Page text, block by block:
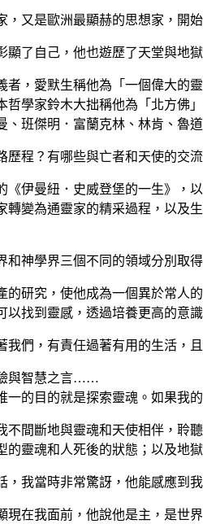
，又是歐洲最顯赫的思想家，開
顯了自己，他也遊歷了天堂與
者，愛默生稱他為「一個偉大的
哲學家鈴木大拙稱他為「北方佛
、班傑明．富蘭克林、林肯、魯
歷程？有哪些與亡者和天使的交
《伊曼紐．史威登堡的一生》，
轉變為通靈家的精采過程，以及
和神學界三個不同的領域分別取
的研究，使他成為一個異於常人
以找到靈感，透過培養更高的意
我們，有責任過著有用的生活，
與智慧之言……
一的目的就是探索靈魂。如果
不間斷地與靈魂和天使相伴，
的靈魂和人死後的狀態；以及地
，我當時非常驚訝，他能感應
現在我面前，他說他是主，是